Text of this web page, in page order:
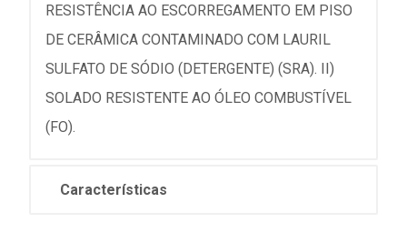
RESISTÊNCIA AO ESCORREGAMENTO EM PISO
DE CERÂMICA CONTAMINADO COM LAURIL
SULFATO DE SÓDIO (DETERGENTE) (SRA). II)
SOLADO RESISTENTE AO ÓLEO COMBUSTÍVEL
(FO).
Características